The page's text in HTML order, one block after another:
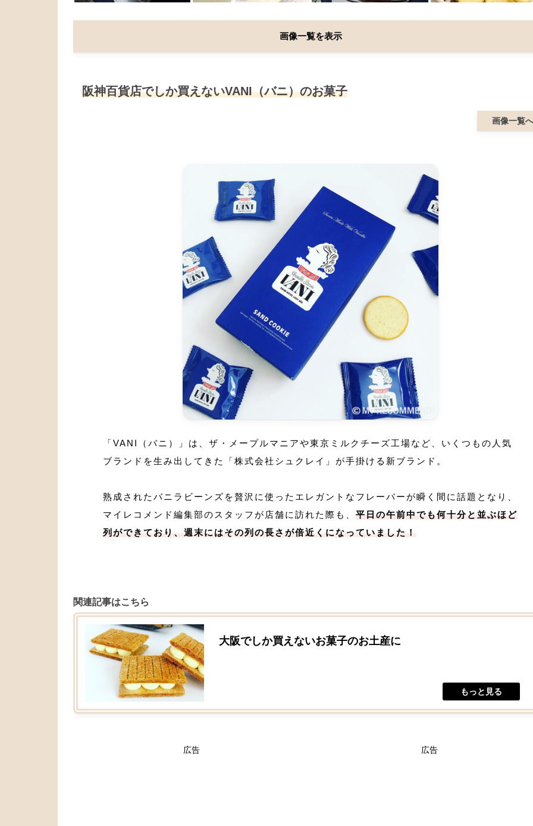
画像一覧を表示
阪神百貨店でしか買えないVANI（バニ）のお菓子
画像一覧へ
「VANI（バニ）」は、ザ・メープルマニアや東京ミルクチーズ工場など、いくつもの人気
ブランドを生み出してきた「株式会社シュクレイ」が手掛ける新ブランド。
熟成されたバニラビーンズを贅沢に使ったエレガントなフレーバーが瞬く間に話題となり、
マイレコメンド編集部のスタッフが店舗に訪れた際も、 平日の午前中でも何十分と並ぶほど
列ができており、週末にはその列の長さが倍近くになっていました！
関連記事はこちら
大阪でしか買えないお菓子のお土産に
広告 広告